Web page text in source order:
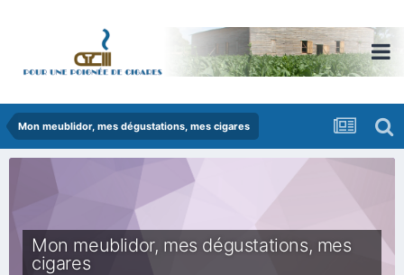
Mon meublidor, mes dégustations, mes cigares
Mon meublidor, mes dégustations, mes
cigares